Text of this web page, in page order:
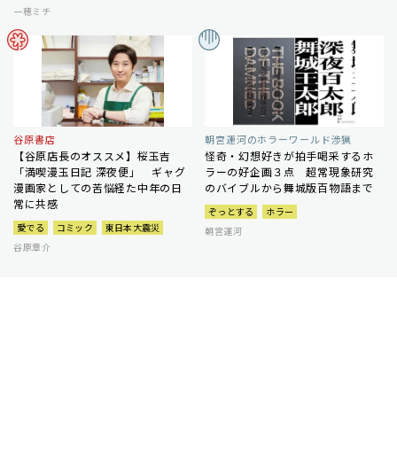
一穂ミチ
谷原書店
【谷原店長のオススメ】桜玉吉
「満喫漫玉日記 深夜便」 ギャグ
漫画家としての苦悩経た中年の日
常に共感
愛でる コミック
東日本大震災
谷原章介
朝宮運河のホラーワールド渉猟
怪奇・幻想好きが拍手喝采するホ
ラーの好企画３点 超常現象研究
のバイブルから舞城版百物語まで
ぞっとする
ホラー
朝宮運河